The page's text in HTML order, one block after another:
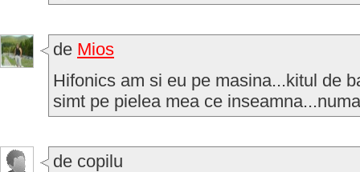
de Mios
Hifonics am si eu pe masina...kitul de
simt pe pielea mea ce
de copilu